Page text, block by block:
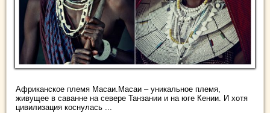
Африканское племя Масаи.Масаи – уникальное племя,
живущее в саванне на севере Танзании и на юге Кении. И хотя
цивилизация коснулась ...